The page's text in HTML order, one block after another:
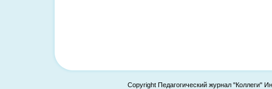
Copyright Педагогический журнал "Коллеги"